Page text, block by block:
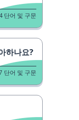
4 단어 및 구문
하나요?
단어 및 구문